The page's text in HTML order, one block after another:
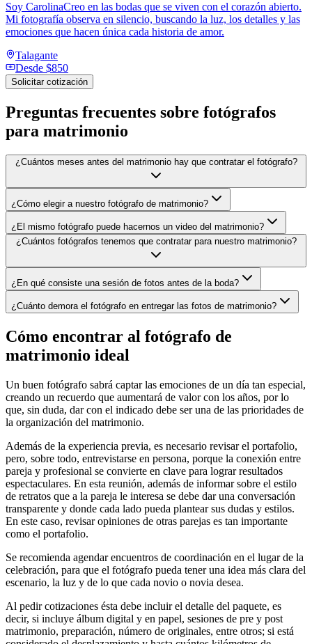
Soy CarolinaCreo en las bodas que se viven con el corazón abierto.
Mi fotografía observa en silencio, buscando la luz, los detalles y las
emociones que hacen única cada historia de amor.
Talagante
Desde $850
Solicitar cotización
Preguntas frecuentes sobre fotógrafos
para matrimonio
¿Cuántos meses antes del matrimonio hay que contratar el fotógrafo?
¿Cómo elegir a nuestro fotógrafo de matrimonio?
¿El mismo fotógrafo puede hacernos un video del matrimonio?
¿Cuántos fotógrafos tenemos que contratar para nuestro matrimonio?
¿En qué consiste una sesión de fotos antes de la boda?
¿Cuánto demora el fotógrafo en entregar las fotos de matrimonio?
Cómo encontrar al fotógrafo de
matrimonio ideal
Un buen fotógrafo sabrá captar las emociones de un día tan especial,
creando un recuerdo que aumentará de valor con los años, por lo
que, sin duda, dar con el indicado debe ser una de las prioridades de
la organización del matrimonio.
Además de la experiencia previa, es necesario revisar el portafolio,
pero, sobre todo, entrevistarse en persona, porque la conexión entre
pareja y profesional se convierte en clave para lograr resultados
espectaculares. En esta reunión, además de informar sobre el estilo
de retratos que a la pareja le interesa se debe dar una conversación
transparente y donde cada lado pueda plantear sus dudas y estilos.
En este caso, revisar opiniones de otras parejas es tan importante
como el portafolio.
Se recomienda agendar encuentros de coordinación en el lugar de la
celebración, para que el fotógrafo pueda tener una idea más clara del
escenario, la luz y de lo que cada novio o novia desea.
Al pedir cotizaciones ésta debe incluir el detalle del paquete, es
decir, si incluye álbum digital y en papel, sesiones de pre y post
matrimonio, preparación, número de originales, entre otros; si está